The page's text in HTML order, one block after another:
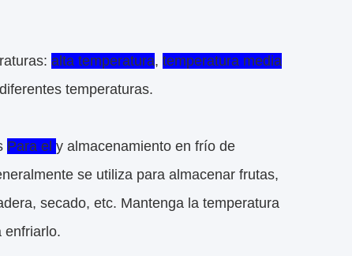
alta temperatura, temperatura media
temperaturas.
Para el y almacenamiento en frío de
se utiliza para almacenar frutas,
secado, etc. Mantenga la temperatura
enfriarlo.